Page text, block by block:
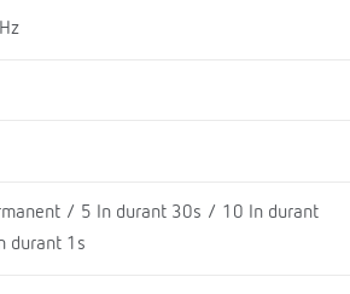
/ 5 In durant 30s / 10 In durant
durant 1s